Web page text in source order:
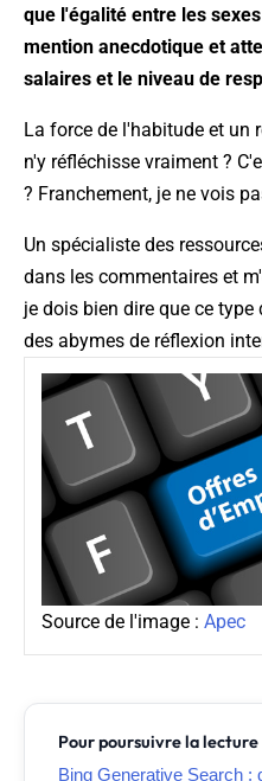
que l'égalité entre les
mention anecdotique et
salaires et le niveau de
La force de l'habitude et un
n'y réfléchisse vraiment ?
? Franchement, je ne vois
Un spécialiste des
dans les commentaires et
je dois bien dire que ce
des abymes de réflexion
Source de l'image : Apec
Pour poursuivre la lecture
Bing Generative Search :